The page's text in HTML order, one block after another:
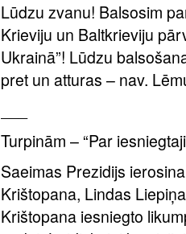
Lūdzu zvanu! Balsosim
Krieviju un Baltkrieviju
Ukrainā”! Lūdzu
pret un atturas – nav.
Turpinām – “Par
Saeimas Prezidijs
Krištopana, Lindas
Krištopana iesniegto